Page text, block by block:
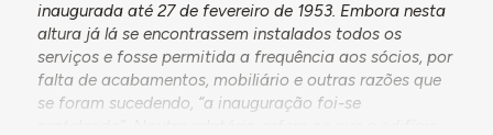
inaugurada até 27 de fevereiro de 1953. Embora nesta
altura já lá se encontrassem instalados todos os
serviços e fosse permitida a frequência aos sócios, por
falta de acabamentos, mobiliário e outras razões que
se foram sucedendo, “a inauguração foi-se